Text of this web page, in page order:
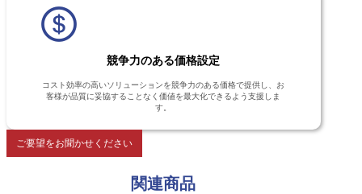
競争力のある価格設定
コスト効率の高いソリューションを競争力のある価格で提供し、お
客様が品質に妥協することなく価値を最大化できるよう支援しま
す。
ご要望をお聞かせください
関連商品